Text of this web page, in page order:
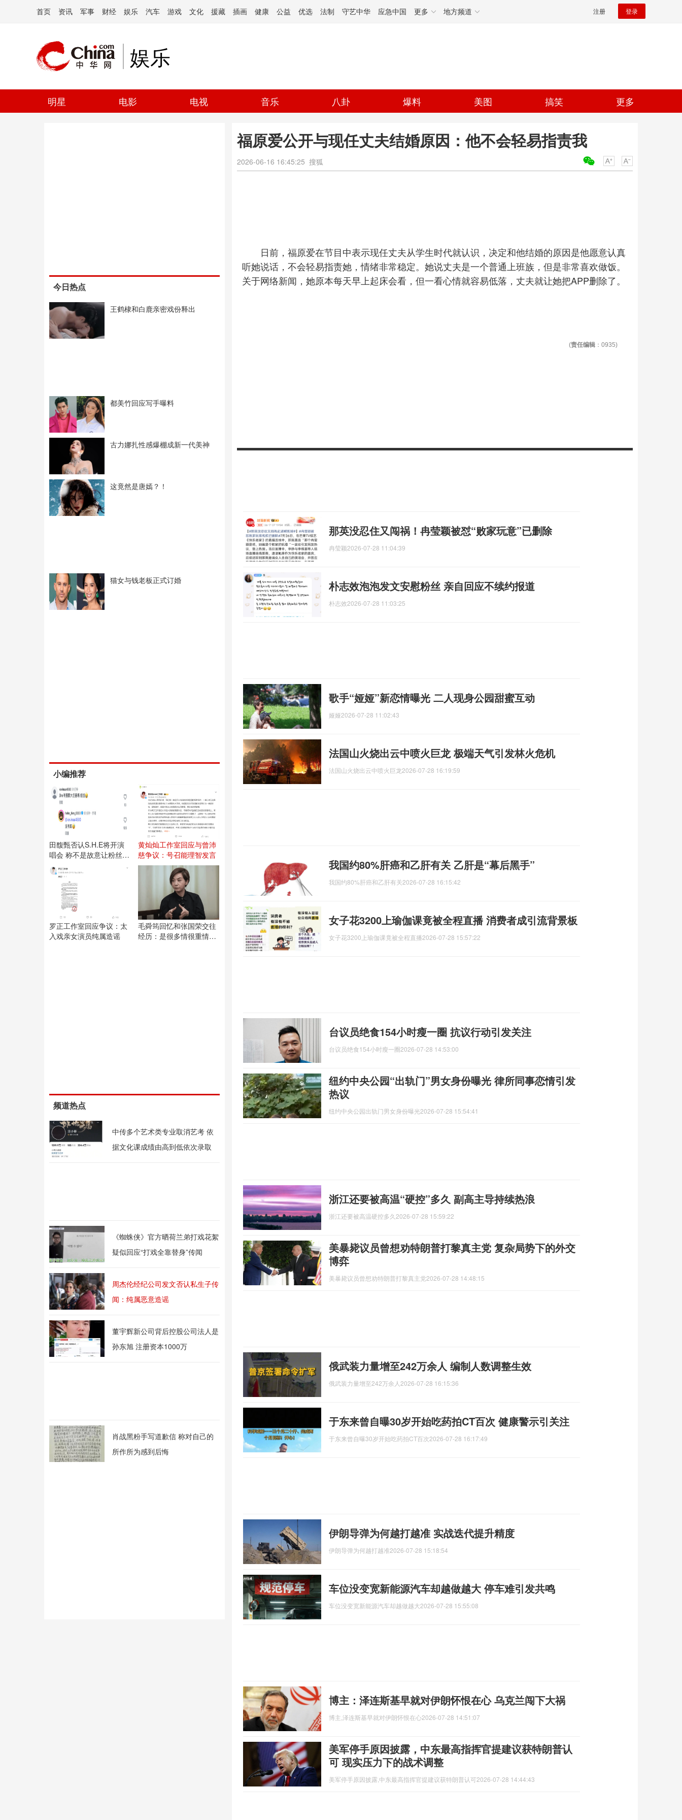
首页 资讯 军事 财经 娱乐 汽车 游戏 文化 援藏 插画 健康 公益 优选 法制 守艺中华 应急中国 更多 地方频道 注册 登录
娱乐
明星 电影 电视 音乐 八卦 爆料 美图 搞笑 更多
今日热点
王鹤棣和白鹿亲密戏份释出
都美竹回应写手曝料
古力娜扎性感爆棚成新一代美神
这竟然是唐嫣？！
猫女与钱老板正式订婚
小编推荐
田馥甄否认S.H.E将开演
唱会 称不是故意让粉丝失
望
黄灿灿工作室回应与曾沛
慈争议：号召能理智发言
罗正工作室回应争议：太
入戏亲女演员纯属造谣
毛舜筠回忆和张国荣交往
经历：是很多情很重情的
频道热点
中传多个艺术类专业取消艺考 依
据文化课成绩由高到低依次录取
《蜘蛛侠》官方晒荷兰弟打戏花絮
疑似回应“打戏全靠替身”传闻
周杰伦经纪公司发文否认私生子传
闻：纯属恶意造谣
董宇辉新公司背后控股公司法人是
孙东旭 注册资本1000万
肖战黑粉手写道歉信 称对自己的
所作所为感到后悔
福原爱公开与现任丈夫结婚原因：他不会轻易指责我
2026-06-16 16:45:25 搜狐
日前，福原爱在节目中表示现任丈夫从学生时代就认识，决定和他结婚的原因是他愿意认真
听她说话，不会轻易指责她，情绪非常稳定。她说丈夫是一个普通上班族，但是非常喜欢做饭。
关于网络新闻，她原本每天早上起床会看，但一看心情就容易低落，丈夫就让她把APP删除了。
(责任编辑 ：0935)
那英没忍住又闯祸！冉莹颖被怼“败家玩意”已删除
冉莹颖2026-07-28 11:04:39
朴志效泡泡发文安慰粉丝 亲自回应不续约报道
朴志效2026-07-28 11:03:25
歌手“娅娅”新恋情曝光 二人现身公园甜蜜互动
娅娅2026-07-28 11:02:43
法国山火烧出云中喷火巨龙 极端天气引发林火危机
法国山火烧出云中喷火巨龙2026-07-28 16:19:59
我国约80%肝癌和乙肝有关 乙肝是“幕后黑手”
我国约80%肝癌和乙肝有关2026-07-28 16:15:42
女子花3200上瑜伽课竟被全程直播 消费者成引流背景板
女子花3200上瑜伽课竟被全程直播2026-07-28 15:57:22
台议员绝食154小时瘦一圈 抗议行动引发关注
台议员绝食154小时瘦一圈2026-07-28 14:53:00
纽约中央公园“出轨门”男女身份曝光 律所同事恋情引发
热议
纽约中央公园出轨门男女身份曝光2026-07-28 15:54:41
浙江还要被高温“硬控”多久 副高主导持续热浪
浙江还要被高温硬控多久 2026-07-28 15:59:22
美暴毙议员曾想劝特朗普打黎真主党 复杂局势下的外交
博弈
美暴毙议员曾想劝特朗普打黎真主党2026-07-28 14:48:15
俄武装力量增至242万余人 编制人数调整生效
俄武装力量增至242万余人 2026-07-28 16:15:36
于东来曾自曝30岁开始吃药拍CT百次 健康警示引关注
于东来曾自曝30岁开始吃药拍CT百次2026-07-28 16:17:49
伊朗导弹为何越打越准 实战迭代提升精度
伊朗导弹为何越打越准2026-07-28 15:18:54
车位没变宽新能源汽车却越做越大 停车难引发共鸣
车位没变宽新能源汽车却越做越大2026-07-28 15:55:08
博主：泽连斯基早就对伊朗怀恨在心 乌克兰闯下大祸
博主,泽连斯基早就对伊朗怀恨在心2026-07-28 14:51:07
美军停手原因披露，中东最高指挥官提建议获特朗普认
可 现实压力下的战术调整
美军停手原因披露,中东最高指挥官提建议获特朗普认可2026-07-28 14:44:43